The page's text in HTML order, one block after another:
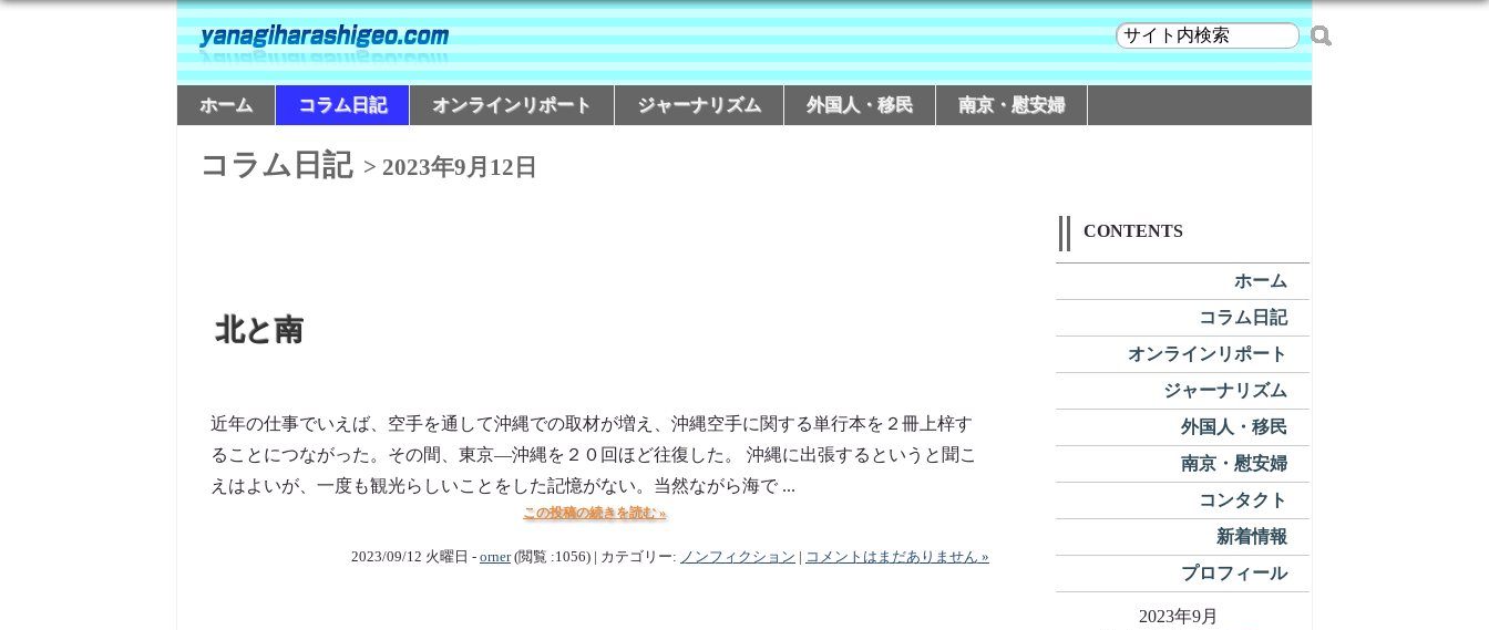
ホーム コラム日記 オンラインリポート ジャーナリズム 外国人・移民 南京・慰安婦
コラム日記> 2023年9月12日
北と南
近年の仕事でいえば、空手を通して沖縄での取材が増え、沖縄空手に関する単行本を２冊上梓す
ることにつながった。その間、東京―沖縄を２０回ほど往復した。 沖縄に出張するというと聞こ
えはよいが、一度も観光らしいことをした記憶がない。当然ながら海で ...
この投稿の続きを読む »
2023/09/12 火曜日 - orner(閲覧 :1056) | カテゴリー: ノンフィクション コメントはまだありません »
CONTENTS
ホーム
コラム日記
オンラインリポート
ジャーナリズム
外国人・移民
南京・慰安婦
コンタクト
新着情報
プロフィール
2023年9月